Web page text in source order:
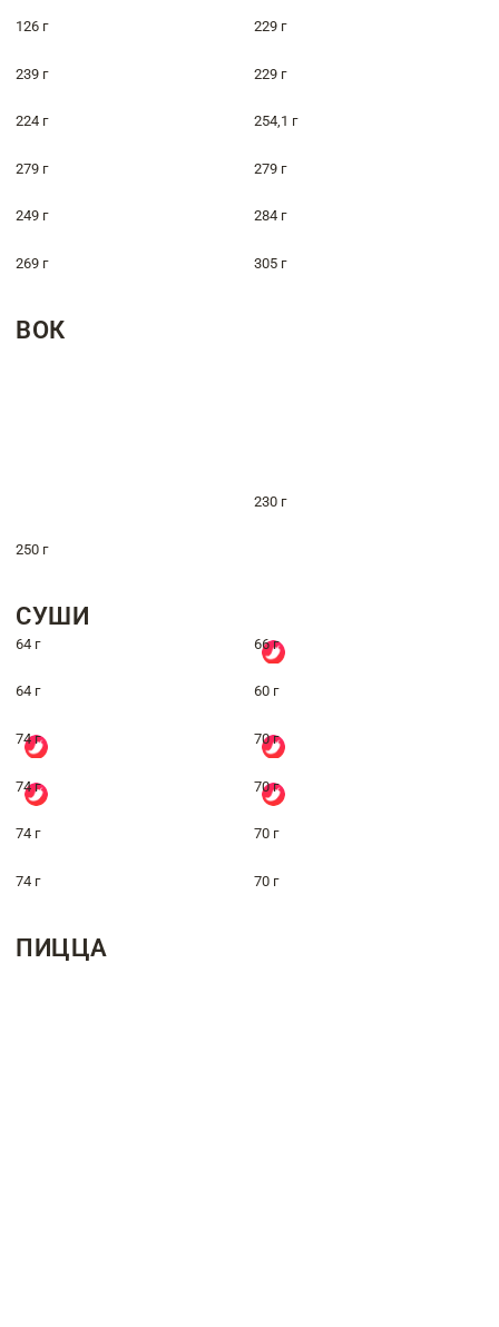
126 г 229 г
239 г 229 г
224 г 254,1 г
279 г 279 г
249 г 284 г
269 г 305 г
ВОК
230 г
250 г
СУШИ
64 г 66 г
64 г 60 г
74 г 70 г
74 г 70 г
74 г 70 г
74 г 70 г
ПИЦЦА